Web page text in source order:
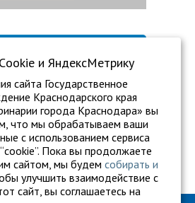
и ЯндексМетрику
сайта Государственное
Краснодарского края
города Краснодара» вы
что мы обрабатываем ваши
с использованием сервиса
Пока вы продолжаете
сайтом, мы будем собирать и
улучшить взаимодействие с
сайт, вы соглашаетесь на